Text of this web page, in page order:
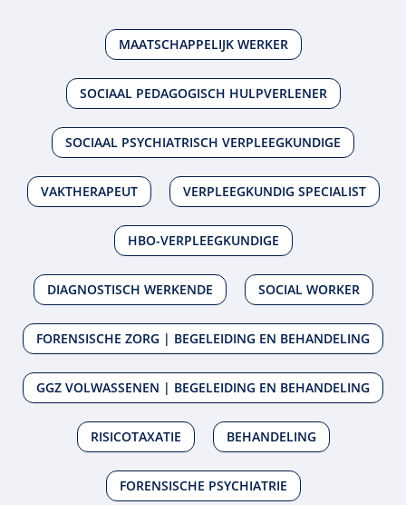
MAATSCHAPPELIJK WERKER
SOCIAAL PEDAGOGISCH HULPVERLENER
SOCIAAL PSYCHIATRISCH VERPLEEGKUNDIGE
VAKTHERAPEUT VERPLEEGKUNDIG SPECIALIST
HBO-VERPLEEGKUNDIGE
DIAGNOSTISCH WERKENDE SOCIAL WORKER
FORENSISCHE ZORG | BEGELEIDING EN BEHANDELING
GGZ VOLWASSENEN | BEGELEIDING EN BEHANDELING
RISICOTAXATIE BEHANDELING
FORENSISCHE PSYCHIATRIE